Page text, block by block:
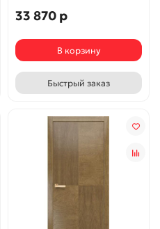
33 870 р
В корзину
Быстрый заказ